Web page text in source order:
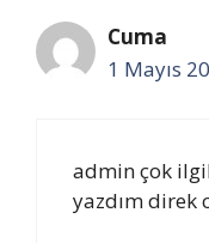
Cuma
1 Mayıs
admin çok
yazdım direk